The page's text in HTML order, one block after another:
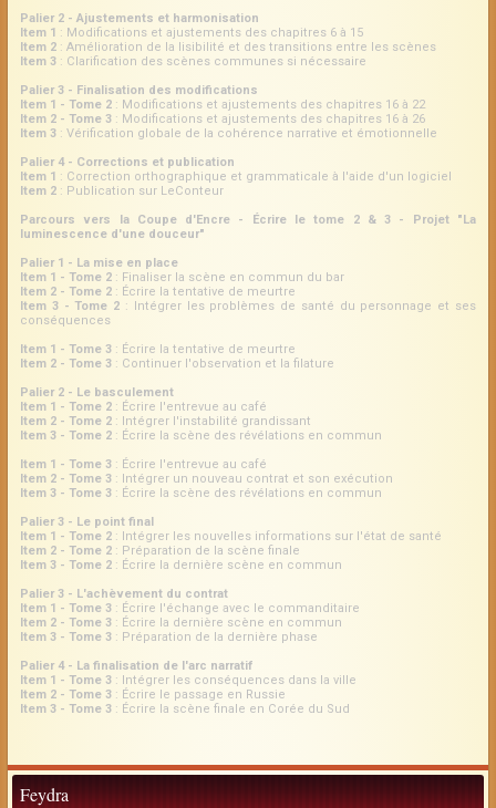
Palier 2 - Ajustements et harmonisation
Item 1 : Modifications et ajustements des chapitres 6 à 15
Item 2 : Amélioration de la lisibilité et des transitions entre les scènes
Item 3 : Clarification des scènes communes si nécessaire
Palier 3 - Finalisation des modifications
Item 1 - Tome 2 : Modifications et ajustements des chapitres 16 à 22
Item 2 - Tome 3 : Modifications et ajustements des chapitres 16 à 26
Item 3 : Vérification globale de la cohérence narrative et émotionnelle
Palier 4 - Corrections et publication
Item 1 : Correction orthographique et grammaticale à l'aide d'un logiciel
Item 2 : Publication sur LeConteur
Parcours vers la Coupe d'Encre - Écrire le tome 2 & 3 - Projet "La
luminescence d'une douceur"
Palier 1 - La mise en place
Item 1 - Tome 2 : Finaliser la scène en commun du bar
Item 2 - Tome 2 : Écrire la tentative de meurtre
Item 3 - Tome 2 : Intégrer les problèmes de santé du personnage et ses
conséquences
Item 1 - Tome 3 : Écrire la tentative de meurtre
Item 2 - Tome 3 : Continuer l'observation et la filature
Palier 2 - Le basculement
Item 1 - Tome 2 : Écrire l'entrevue au café
Item 2 - Tome 2 : Intégrer l'instabilité grandissant
Item 3 - Tome 2 : Écrire la scène des révélations en commun
Item 1 - Tome 3 : Écrire l'entrevue au café
Item 2 - Tome 3 : Intégrer un nouveau contrat et son exécution
Item 3 - Tome 3 : Écrire la scène des révélations en commun
Palier 3 - Le point final
Item 1 - Tome 2 : Intégrer les nouvelles informations sur l'état de santé
Item 2 - Tome 2 : Préparation de la scène finale
Item 3 - Tome 2 : Écrire la dernière scène en commun
Palier 3 - L'achèvement du contrat
Item 1 - Tome 3 : Écrire l'échange avec le commanditaire
Item 2 - Tome 3 : Écrire la dernière scène en commun
Item 3 - Tome 3 : Préparation de la dernière phase
Palier 4 - La finalisation de l'arc narratif
Item 1 - Tome 3 : Intégrer les conséquences dans la ville
Item 2 - Tome 3 : Écrire le passage en Russie
Item 3 - Tome 3 : Écrire la scène finale en Corée du Sud
Feydra